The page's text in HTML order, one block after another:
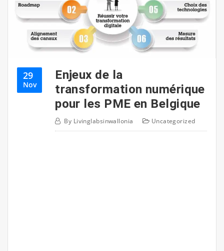
29
Nov
Enjeux de la
transformation numérique
pour les PME en Belgique
By Livinglabsinwallonia Uncategorized